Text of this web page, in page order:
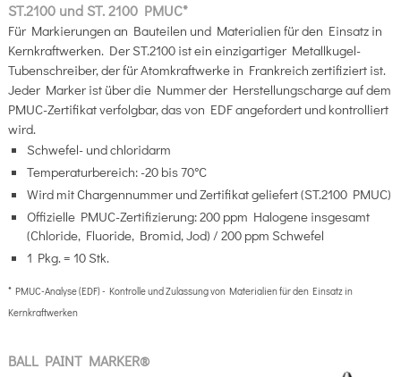
ST.2100 und ST. 2100 PMUC*
Für Markierungen an Bauteilen und Materialien für den Einsatz in
Kernkraftwerken. Der ST.2100 ist ein einzigartiger Metallkugel-
Tubenschreiber, der für Atomkraftwerke in Frankreich zertifiziert ist.
Jeder Marker ist über die Nummer der Herstellungscharge auf dem
PMUC-Zertifikat verfolgbar, das von EDF angefordert und kontrolliert
wird.
Schwefel- und chloridarm
Temperaturbereich: -20 bis 70°C
Wird mit Chargennummer und Zertifikat geliefert (ST.2100 PMUC)
Offizielle PMUC-Zertifizierung: 200 ppm Halogene insgesamt
(Chloride, Fluoride, Bromid, Jod) / 200 ppm Schwefel
1 Pkg. = 10 Stk.
* PMUC-Analyse (EDF) - Kontrolle und Zulassung von Materialien für den Einsatz in
Kernkraftwerken
BALL PAINT MARKER®